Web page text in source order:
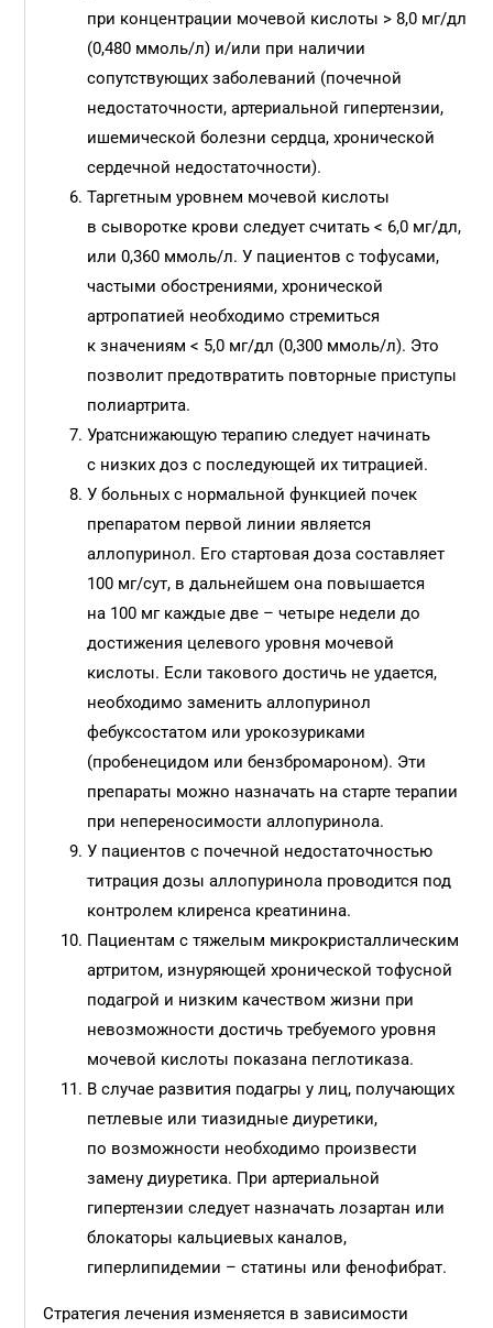
при концентрации мочевой кислоты > 8,0 мг/дл
(0,480 ммоль/л) и/или при наличии
сопутствующих заболеваний (почечной
недостаточности, артериальной гипертензии,
ишемической болезни сердца, хронической
сердечной недостаточности).
Таргетным уровнем мочевой кислоты
в сыворотке крови следует считать < 6,0 мг/дл,
или 0,360 ммоль/л. У пациентов с тофусами,
частыми обострениями, хронической
артропатией необходимо стремиться
к значениям < 5,0 мг/дл (0,300 ммоль/л). Это
позволит предотвратить повторные приступы
полиартрита.
Уратснижающую терапию следует начинать
с низких доз с последующей их титрацией.
У больных с нормальной функцией почек
препаратом первой линии является
аллопуринол. Его стартовая доза составляет
100 мг/сут, в дальнейшем она повышается
на 100 мг каждые две – четыре недели до
достижения целевого уровня мочевой
кислоты. Если такового достичь не удается,
необходимо заменить аллопуринол
фебуксостатом или урокозуриками
(пробенецидом или бензбромароном). Эти
препараты можно назначать на старте терапии
при непереносимости аллопуринола.
У пациентов с почечной недостаточностью
титрация дозы аллопуринола проводится под
контролем клиренса креатинина.
Пациентам с тяжелым микрокристаллическим
артритом, изнуряющей хронической тофусной
подагрой и низким качеством жизни при
невозможности достичь требуемого уровня
мочевой кислоты показана пеглотиказа.
В случае развития подагры у лиц, получающих
петлевые или тиазидные диуретики,
по возможности необходимо произвести
замену диуретика. При артериальной
гипертензии следует назначать лозартан или
блокаторы кальциевых каналов,
гиперлипидемии – статины или фенофибрат.
Стратегия лечения изменяется в зависимости